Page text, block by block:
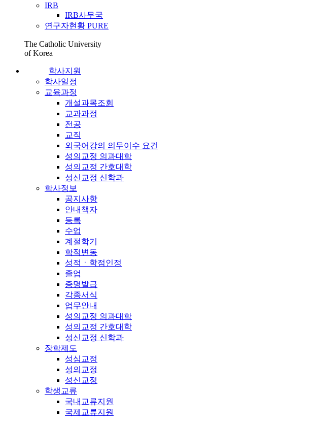
IRB
IRB사무국
연구자현황 PURE
The Catholic University
of Korea
학사지원
학사일정
교육과정
개설과목조회
교과과정
전공
교직
외국어강의 의무이수 요건
성의교정 의과대학
성의교정 간호대학
성신교정 신학과
학사정보
공지사항
안내책자
등록
수업
계절학기
학적변동
성적ㆍ학점인정
졸업
증명발급
각종서식
업무안내
성의교정 의과대학
성의교정 간호대학
성신교정 신학과
장학제도
성심교정
성의교정
성신교정
학생교류
국내교류지원
국제교류지원